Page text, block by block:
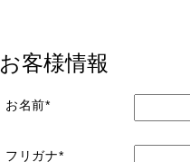
お客様情報
お名前*
フリガナ*